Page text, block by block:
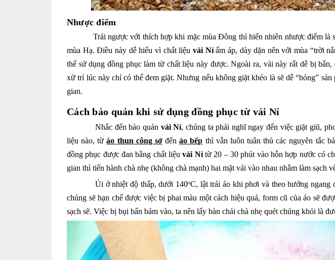
Nhược điểm
Trái ngược với thích hợp khi mặc mùa Đông thì hiển nhiên nhược điểm là
mùa Hạ. Điều này dễ hiểu vì chất liệu vải Nỉấm áp, dày dặn nên với mùa “trời
thể sử dụng đồng phục làm từ chất liệu này được. Ngoài ra, vải này rất dễ bị
xử trí lúc này chỉ có thể đem giặt. Nhưng nếu không giặt khéo là sẽ dễ “hỏng”
gian.
Cách bảo quản khi sử dụng đồng phục từ vải Nỉ
Nhắc đến bảo quản vải Nỉ, chúng ta phải nghĩ ngay đến việc giặt giũ,
liệu nào, từáo thun công sởđếnáo bếp thì vẫn luôn tuân thủ các nguyên tắc
đồng phục được đan bằng chất liệuvải Nỉtừ 20 – 30 phút vào hỗn hợp nước có
gian thì tiến hành chà nhẹ (không chà mạnh) hai mặt vải vào nhau nhằm làm sạch
Ủi ở nhiệt độ thấp, dưới 140oC, lật trái áo khi phơi và theo hướng ngang
chúng sẽ hạn chế được việc bị phai màu một cách hiệu quả, form cũ của áo sẽ
sạch sẽ. Việc bị bụi bẩn bám vào, ta nên lấy bàn chải chà nhẹ quét chúng khỏi là